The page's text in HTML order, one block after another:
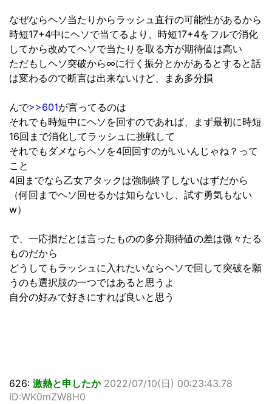
なぜならヘソ当たりからラッシュ直行の可能性があるから
時短17+4中にヘソで当てるより、時短17+4をフルで消化
してから改めてヘソで当たりを取る方が期待値は高い
ただもしヘソ突破から∞に行く振分とかがあるとすると話
は変わるので断言は出来ないけど、まあ多分損
んで>>601が言ってるのは
それでも時短中にヘソを回すのであれば、まず最初に時短
16回まで消化してラッシュに挑戦して
それでもダメならヘソを4回回すのがいいんじゃね？って
こと
4回までなら乙女アタックは強制終了しないはずだから
（何回までヘソ回せるかは知らないし、試す勇気もない
w）
で、一応損だとは言ったものの多分期待値の差は微々たる
ものだから
どうしてもラッシュに入れたいならヘソで回して突破を願
うのも選択肢の一つではあると思うよ
自分の好みで好きにすれば良いと思う
626: 激熱と申したか 2022/07/10(日) 00:23:43.78
ID:WK0mZW8H0